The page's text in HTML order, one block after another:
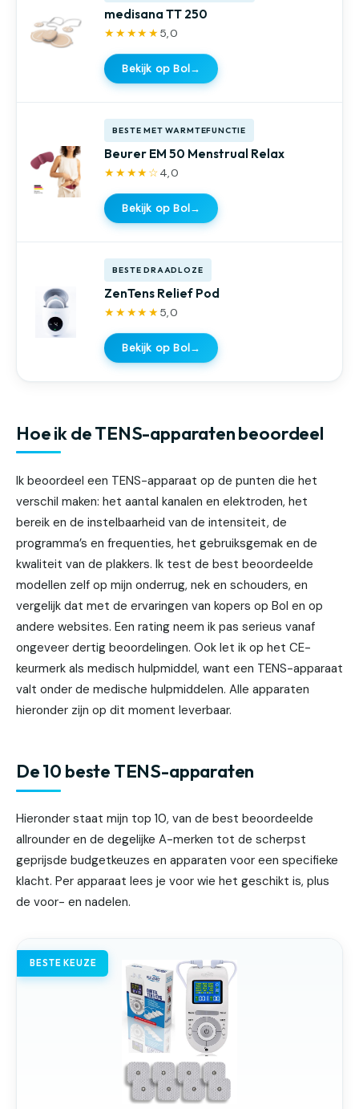
medisana TT 250
★★★★★5,0
Bekijk op Bol→
BESTE MET WARMTEFUNCTIE
Beurer EM 50 Menstrual Relax
★★★★☆4,0
Bekijk op Bol→
BESTE DRAADLOZE
ZenTens Relief Pod
★★★★★5,0
Bekijk op Bol→
Hoe ik de TENS-apparaten beoordeel
Ik beoordeel een TENS-apparaat op de punten die het
verschil maken: het aantal kanalen en elektroden, het
bereik en de instelbaarheid van de intensiteit, de
programma’s en frequenties, het gebruiksgemak en de
kwaliteit van de plakkers. Ik test de best beoordeelde
modellen zelf op mijn onderrug, nek en schouders, en
vergelijk dat met de ervaringen van kopers op Bol en op
andere websites. Een rating neem ik pas serieus vanaf
ongeveer dertig beoordelingen. Ook let ik op het CE-
keurmerk als medisch hulpmiddel, want een TENS-apparaat
valt onder de medische hulpmiddelen. Alle apparaten
hieronder zijn op dit moment leverbaar.
De 10 beste TENS-apparaten
Hieronder staat mijn top 10, van de best beoordeelde
allrounder en de degelijke A-merken tot de scherpst
geprijsde budgetkeuzes en apparaten voor een specifieke
klacht. Per apparaat lees je voor wie het geschikt is, plus
de voor- en nadelen.
BESTE KEUZE